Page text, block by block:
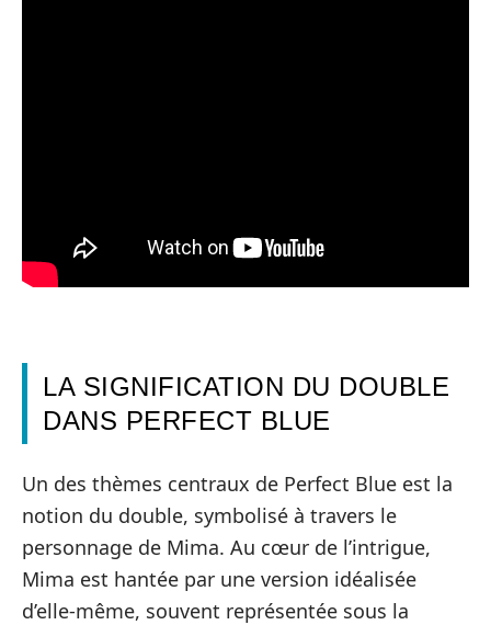
LA SIGNIFICATION DU DOUBLE
DANS PERFECT BLUE
Un des thèmes centraux de Perfect Blue est la
notion du double, symbolisé à travers le
personnage de Mima. Au cœur de l’intrigue,
Mima est hantée par une version idéalisée
d’elle-même, souvent représentée sous la